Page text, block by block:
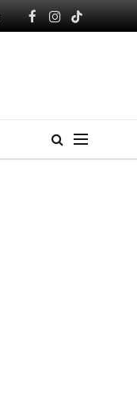
Facebook
Instagram
TikTok